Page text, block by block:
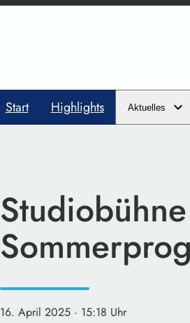
Start Highlights Aktuelles
16. April 2025 · 15:18 Uhr